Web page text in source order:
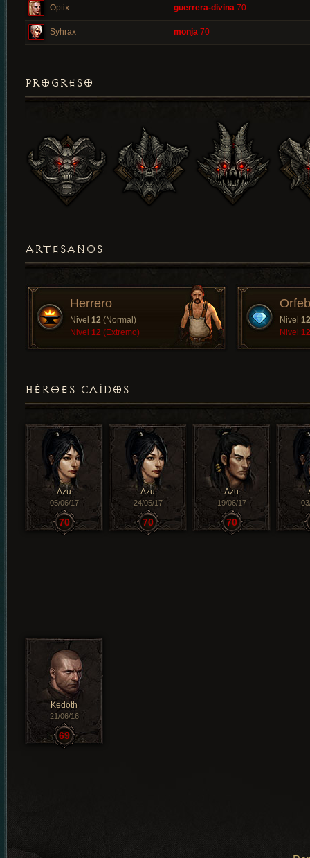
Optix guerrera-divina 70
Syhrax monja 70
PROGRESO
ARTESANOS
Herrero
Nivel 12 (Normal)
Nivel 12 (Extremo)
Nivel 12
Nivel 12
HÉROES CAÍDOS
Azu
05/06/17
70
Azu
24/05/17
70
Azu
19/06/17
70
Kedoth
21/06/16
69